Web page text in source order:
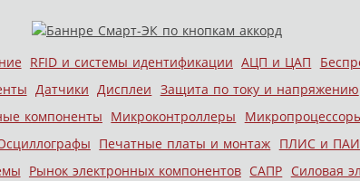
RFID и системы идентификации АЦП и ЦАП
Датчики Дисплеи Защита по току и напряжению
компоненты Микроконтроллеры
Печатные платы и монтаж ПЛИС и
Рынок электронных компонентов САПР Силовая